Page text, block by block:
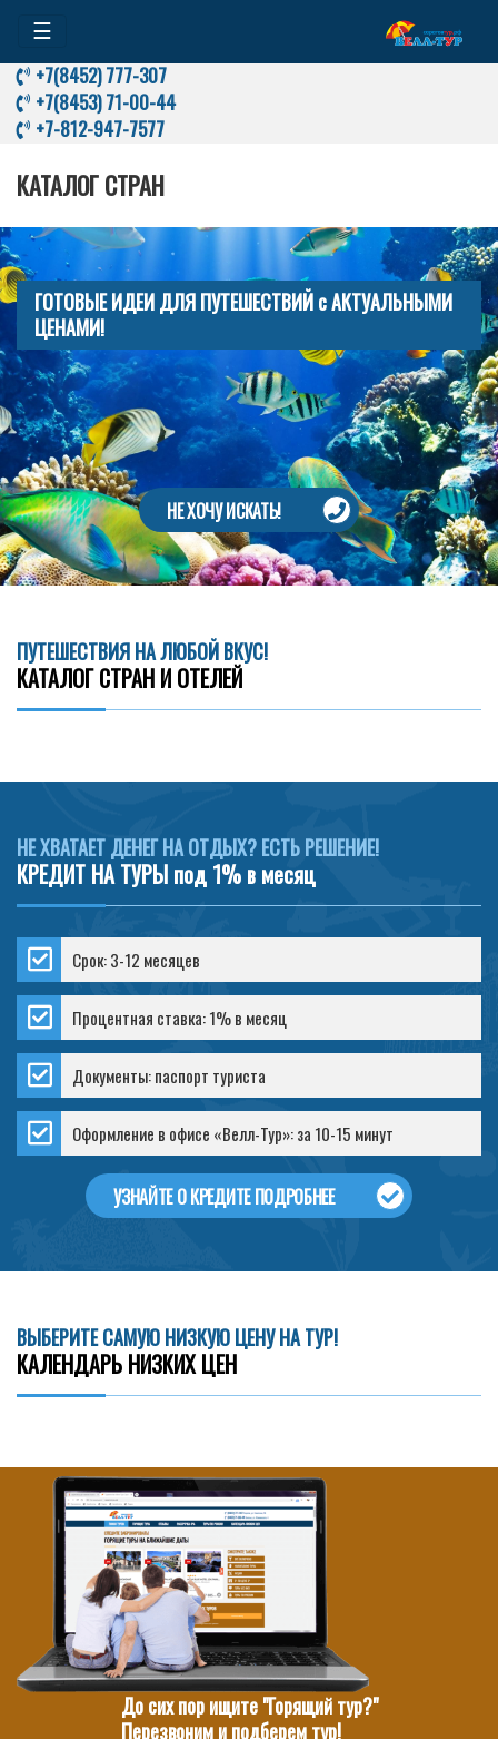
☰
+7(8452) 777-307
+7(8453) 71-00-44
+7-812-947-7577
КАТАЛОГ СТРАН
ГОТОВЫЕ ИДЕИ ДЛЯ ПУТЕШЕСТВИЙ с АКТУАЛЬНЫМИ
ЦЕНАМИ!
НЕ ХОЧУ ИСКАТЬ!
ПУТЕШЕСТВИЯ НА ЛЮБОЙ ВКУС!
КАТАЛОГ СТРАН И ОТЕЛЕЙ
НЕ ХВАТАЕТ ДЕНЕГ НА ОТДЫХ? ЕСТЬ РЕШЕНИЕ!
КРЕДИТ НА ТУРЫ под 1% в месяц
Срок: 3-12 месяцев
Процентная ставка: 1% в месяц
Документы: паспорт туриста
Оформление в офисе «Велл-Тур»: за 10-15 минут
УЗНАЙТЕ О КРЕДИТЕ ПОДРОБНЕЕ
ВЫБЕРИТЕ САМУЮ НИЗКУЮ ЦЕНУ НА ТУР!
КАЛЕНДАРЬ НИЗКИХ ЦЕН
До сих пор ищите "Горящий тур?"
Перезвоним и подберем тур!